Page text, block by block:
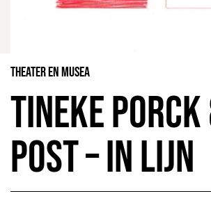
Theater en Musea
Tineke Porck
Post – IN LIJN